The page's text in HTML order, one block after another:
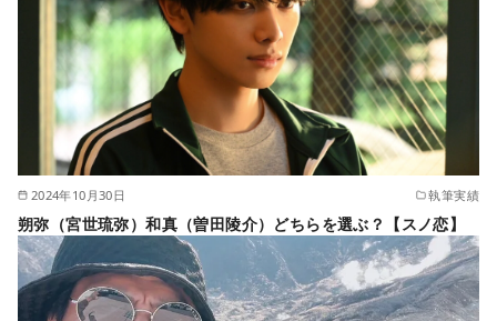
2024年10月30日 執筆実績
朔弥（宮世琉弥）和真（曽田陵介）どちらを選ぶ？【スノ恋】